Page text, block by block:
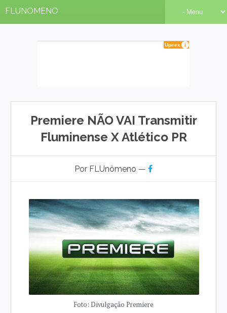
FLUNOMENO
Premiere NÃO VAI Transmitir
Fluminense X Atlético PR
Por FLUnômeno —
Foto: Divulgação Premiere